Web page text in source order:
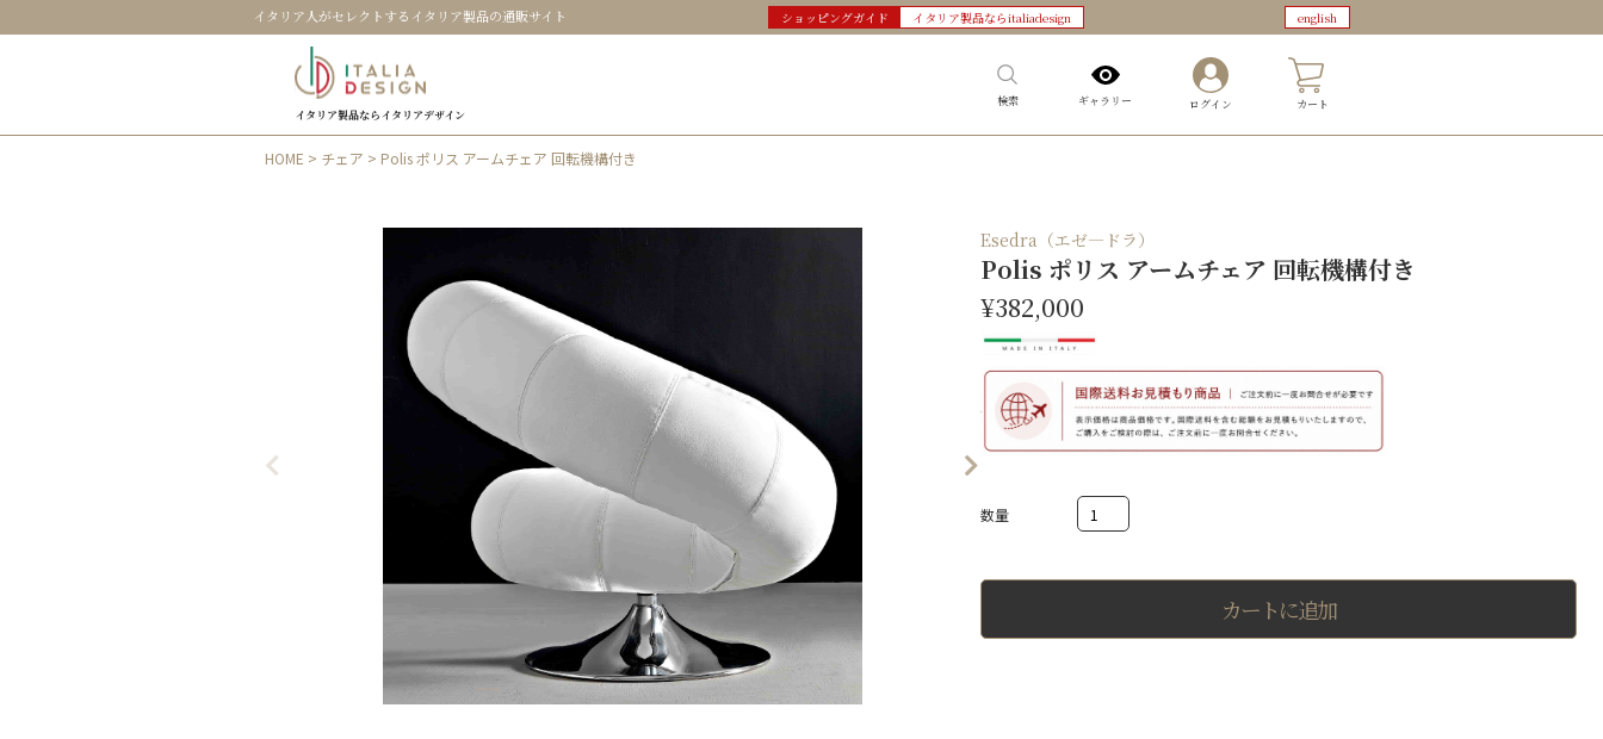
イタリア人がセレクトするイタリア製品の通販サイト ショッピングガイド イタリア製品ならitaliadesign english
イタリア製品ならイタリアデザイン
検索 ギャラリー ログイン カート
HOME > チェア > Polis ポリス アームチェア 回転機構付き
Esedra（エゼ―ドラ）
Polis ポリス アームチェア 回転機構付き
¥382,000
Polis
リ
ア
チ
カートに追加